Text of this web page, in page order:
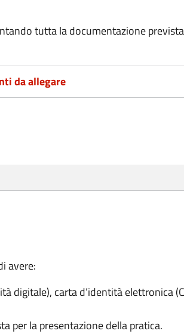
tutta la documentazione
da allegare
avere:
digitale), carta d’identità elettronica
per la presentazione della pratica.